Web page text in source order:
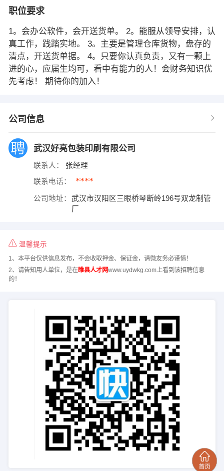
职位要求
1。会办公软件，会开送货单。 2。能服从领导安排，认
真工作，践踏实地。 3。主要是管理仓库货物，盘存的
清点，开送货单据。 4。只要你认真负责，又有一颗上
进的心，应届生均可，看中有能力的人！会财务知识优
先考虑！ 期待你的加入！
公司信息
武汉好亮包装印刷有限公司
联系人： 张经理
联系电话： ****
公司地址：
武汉市汉阳区三眼桥琴断岭196号双龙制管
厂
温馨提示
1、本平台仅供信息发布，不会收取押金、保证金，请微友务必谨慎！
2、请告知用人单位，是在睢县人才网www.uydwkg.com上看到该招聘信息
的！